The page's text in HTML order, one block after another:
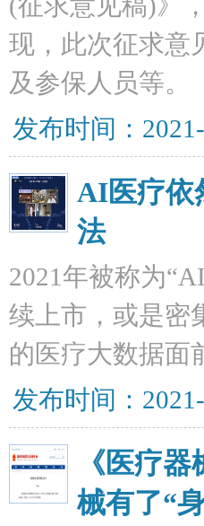
现，此次征求意
及参保人员等。
发布时间：
AI医疗依
法
2021年被称为
续上市，或是密
的医疗大数据面
发布时间：
《医疗
械有了“